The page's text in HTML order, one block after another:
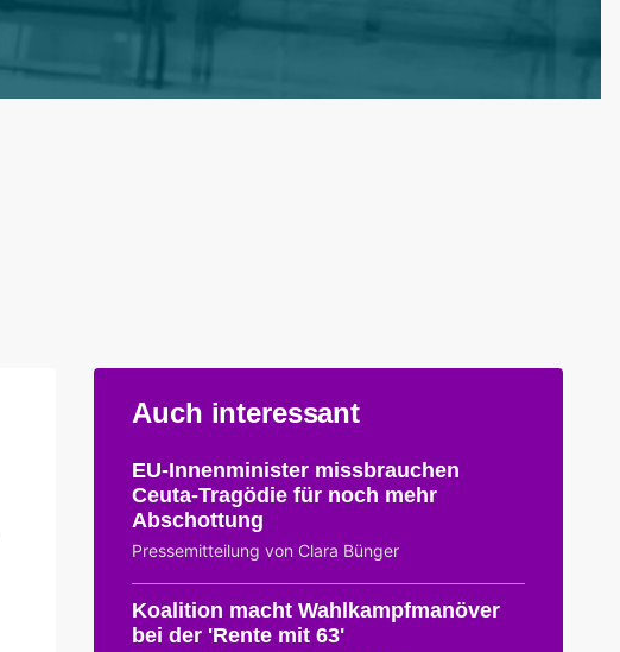
Auch interessant
EU-Innenminister missbrauchen
Ceuta-Tragödie für noch mehr
Abschottung
Pressemitteilung von Clara Bünger
Koalition macht Wahlkampfmanöver
bei der 'Rente mit 63'